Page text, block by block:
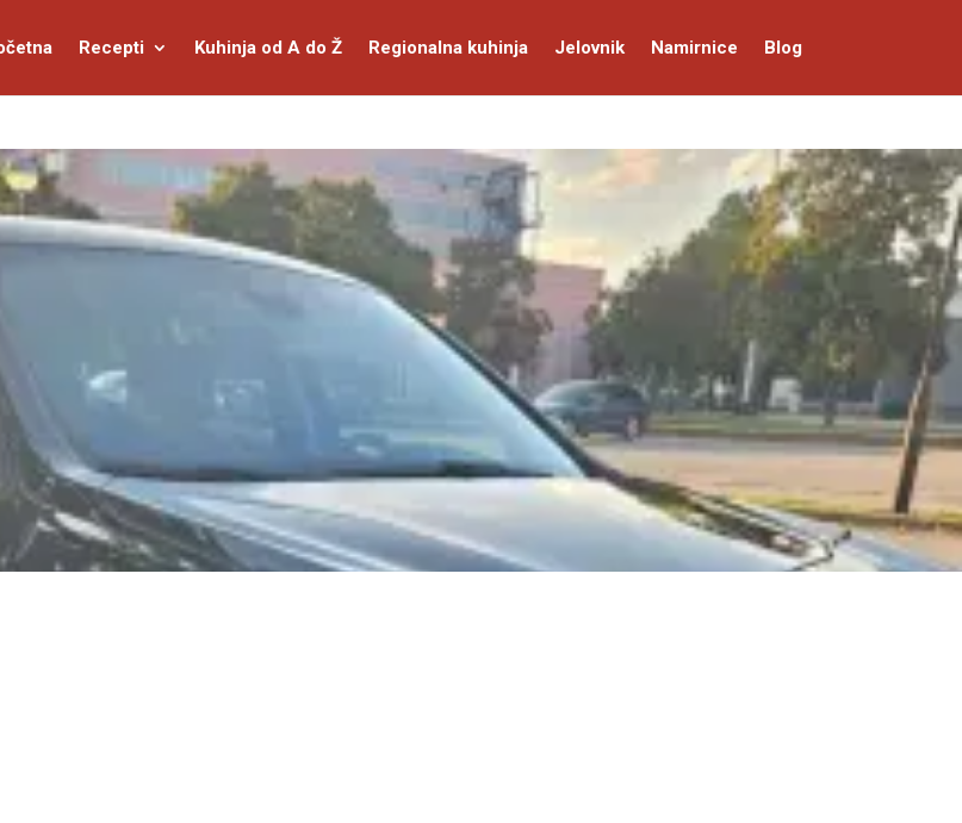
Recepti Kuhinja od A do Ž Regionalna kuhinja Jelovnik Namirnice Blog